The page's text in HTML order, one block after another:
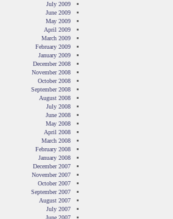
July 2009
June 2009
May 2009
April 2009
March 2009
February 2009
January 2009
December 2008
November 2008
October 2008
September 2008
August 2008
July 2008
June 2008
May 2008
April 2008
March 2008
February 2008
January 2008
December 2007
November 2007
October 2007
September 2007
August 2007
July 2007
June 2007